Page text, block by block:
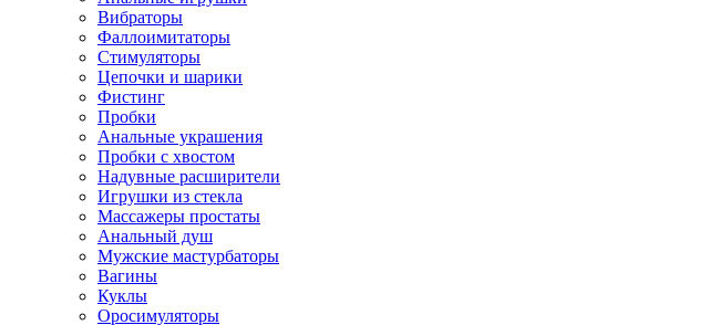
Вибраторы
Фаллоимитаторы
Стимуляторы
Цепочки и шарики
Фистинг
Пробки
Анальные украшения
Пробки с хвостом
Надувные расширители
Игрушки из стекла
Массажеры простаты
Анальный душ
Мужские мастурбаторы
Вагины
Куклы
Оросимуляторы